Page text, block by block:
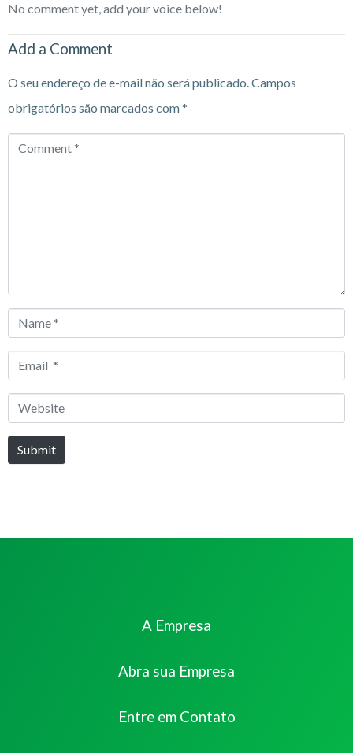
No comment yet, add your voice below!
Add a Comment
O seu endereço de e-mail não será publicado.Campos
obrigatórios são marcados com*
Comment
Name
Email
Website
Submit
A Empresa
Abra sua Empresa
Entre em Contato